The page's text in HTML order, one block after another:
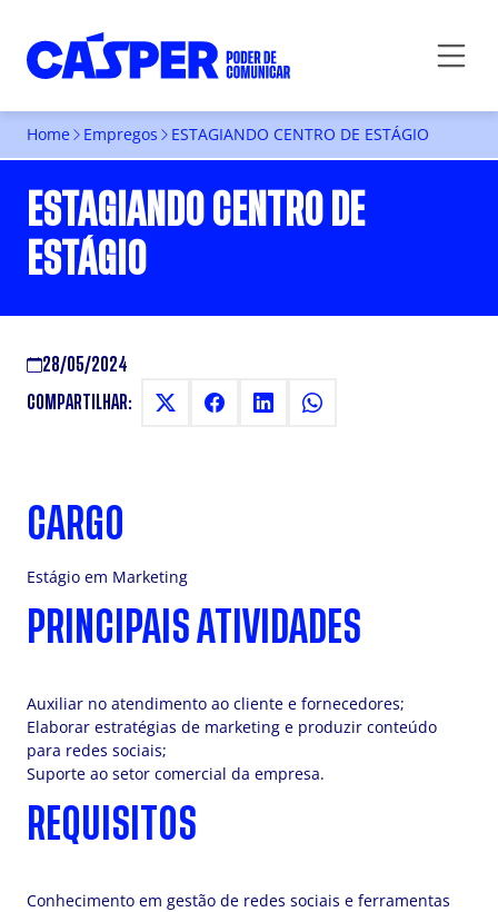
Home Empregos ESTAGIANDO CENTRO DE ESTÁGIO
ESTAGIANDO CENTRO DE
ESTÁGIO
28/05/2024
COMPARTILHAR:
CARGO
Estágio em Marketing
PRINCIPAIS ATIVIDADES
Auxiliar no atendimento ao cliente e fornecedores;
Elaborar estratégias de marketing e produzir conteúdo
para redes sociais;
Suporte ao setor comercial da empresa.
REQUISITOS
Conhecimento em gestão de redes sociais e ferramentas